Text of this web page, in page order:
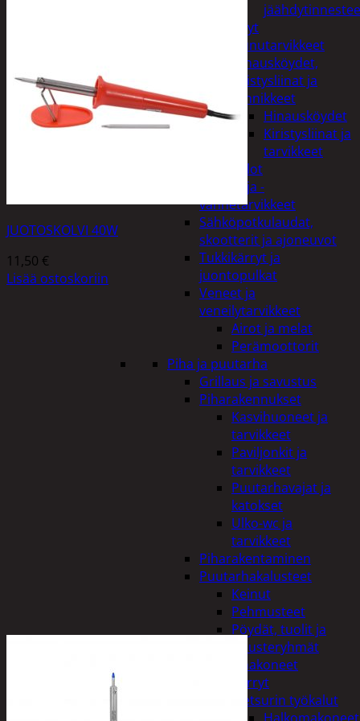
Öljyt
Perävaunutarvikkeet
Hinausköydet,
kiristysliinat ja
kiinnikkeet
Hinausköydet
Kiristysliinat ja
tarvikkeet
Valot
Rengas ja -
vannetarvikkeet
Sähköpotkulaudat,
skootterit ja ajoneuvot
Tukkikärryt ja
juontopulkat
Veneet ja
veneilytarvikkeet
Airot ja melat
Perämoottorit
Piha ja puutarha
Grillaus ja savustus
Piharakennukset
Kasvihuoneet ja
tarvikkeet
Paviljonkit ja
tarvikkeet
Puutarhavajat ja
katokset
Ulko-wc ja
tarvikkeet
Piharakentaminen
Puutarhakalusteet
Keinut
Pehmusteet
Pöydät, tuolit ja
kalusteryhmät
Puutarhakoneet
Kärryt
Metsurin työkalut
JUOTOSKOLVI 40W
11,50 €
Lisää ostoskoriin